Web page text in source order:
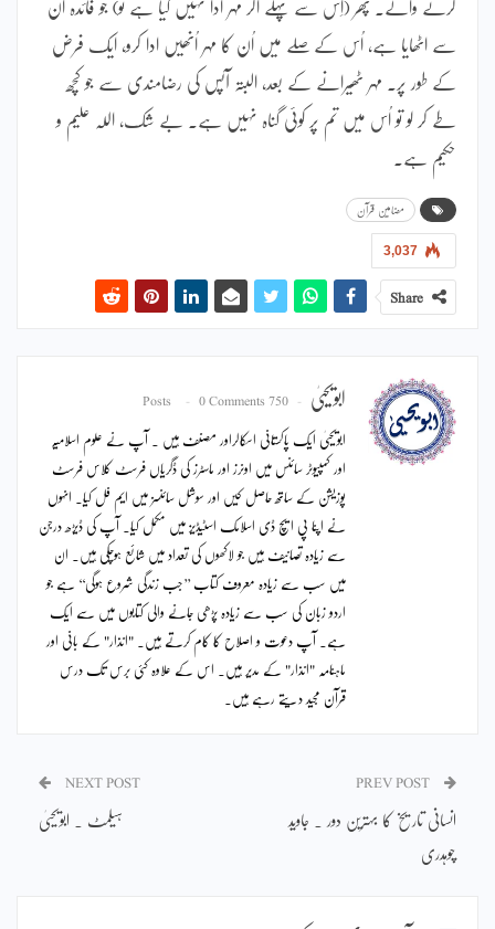
کرنے والے۔ پھر (اِس سے پہلے اگر مہر ادا نہیں کیا ہے تو) جو فائدہ اُن
سے اٹھایا ہے، اُس کے صلے میں اُن کا مہر اُنھیں ادا کرو، ایک فرض
کے طور پر۔ مہر ٹھیرانے کے بعد، البتہ آپس کی رضامندی سے جو کچھ
طے کر لو تو اُس میں تم پر کوئی گناہ نہیں ہے۔ بے شک، اللہ علیم و
حکیم ہے۔
مضامین قرآن
3,037
Share
ابویحییٰ 750 Posts
0 Comments
ابویحییٰ ایک پاکستانی اسکالراور مصنف ہیں ۔ آپ نے علوم اسلامیہ
اور کمپیوٹر سائنس میں اونرز اور ماسٹرز کی ڈگریاں فرسٹ کلاس فرسٹ
پوزیشن کے ساتھ حاصل کیں اور سوشل سائنسز میں ایم فل کیا۔ انہوں
نے اپنا پی ایچ ڈی اسلامک اسٹیڈیز میں مکمل کیا۔ آپ کی ڈیڑھ درجن
سے زیادہ تصانیف ہیں جو لاکھوں کی تعداد میں شائع ہوچکی ہیں۔ ان
میں سب سے زیادہ معروف کتاب ’’جب زندگی شروع ہوگی‘‘ ہے جو
اردو زبان کی سب سے زیادہ پڑھی جانے والی کتابوں میں سے ایک
ہے۔ آپ دعوت و اصلاح کا کام کرتے ہیں۔ "انذار" کے بانی اور
ماہنامہ "انذار" کے مدیر ہیں۔ اس کے علاوہ کئی برس تک درس
قرآن مجید دیتے رہے ہیں۔
انسانی تاریخ کا بہترین دور ۔ جاوید
چوہدری
NEXT POST
ہیلمٹ ۔ ابویحییٰ